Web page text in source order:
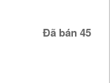
Đã bán 45